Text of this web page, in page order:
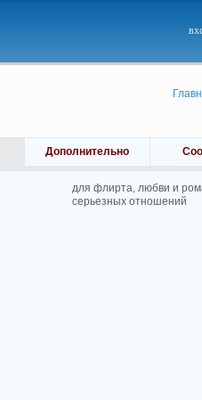
Дополнительно
для флирта, любви и
cерьезных отношений